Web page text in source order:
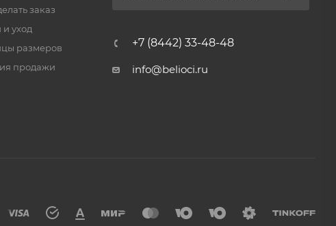
заказ
уход
размеров
продажи
+7 (8442) 33-48-48
info@belioci.ru